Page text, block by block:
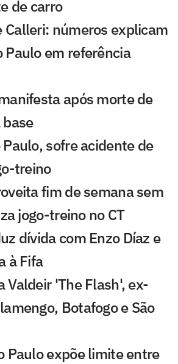
de carro
Calleri: números explicam
Paulo em referência
após morte de
Paulo, sofre acidente de
treino
fim de semana sem
jogo-treino no CT
dívida com Enzo Díaz e
à Fifa
Valdeir 'The Flash', ex-
Botafogo e São
Paulo expõe limite entre